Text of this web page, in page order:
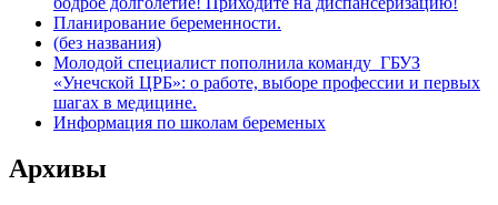
Планирование беременности.
(без названия)
Молодой специалист пополнила команду ГБУЗ
«Унечской ЦРБ»: о работе, выборе профессии и первых
шагах в медицине.
Информация по школам беременых
Архивы